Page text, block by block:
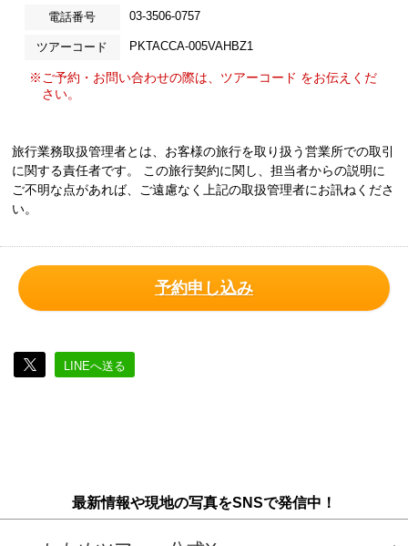
電話番号 03-3506-0757
ツアーコード PKTACCA-005VAHBZ1
※ご予約・お問い合わせの際は、ツアーコード をお伝えくだ
さい。
旅行業務取扱管理者とは、お客様の旅行を取り扱う営業所での取引
に関する責任者です。 この旅行契約に関し、担当者からの説明に
ご不明な点があれば、ご遠慮なく上記の取扱管理者にお訊ねくださ
い。
予約申し込み
LINEへ送る
最新情報や現地の写真をSNSで発信中！